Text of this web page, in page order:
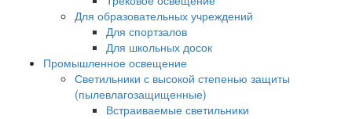
Для образовательных учреждений
Для спортзалов
Для школьных досок
Промышленное освещение
Светильники с высокой степенью защиты
(пылевлагозащищенные)
Встраиваемые светильники